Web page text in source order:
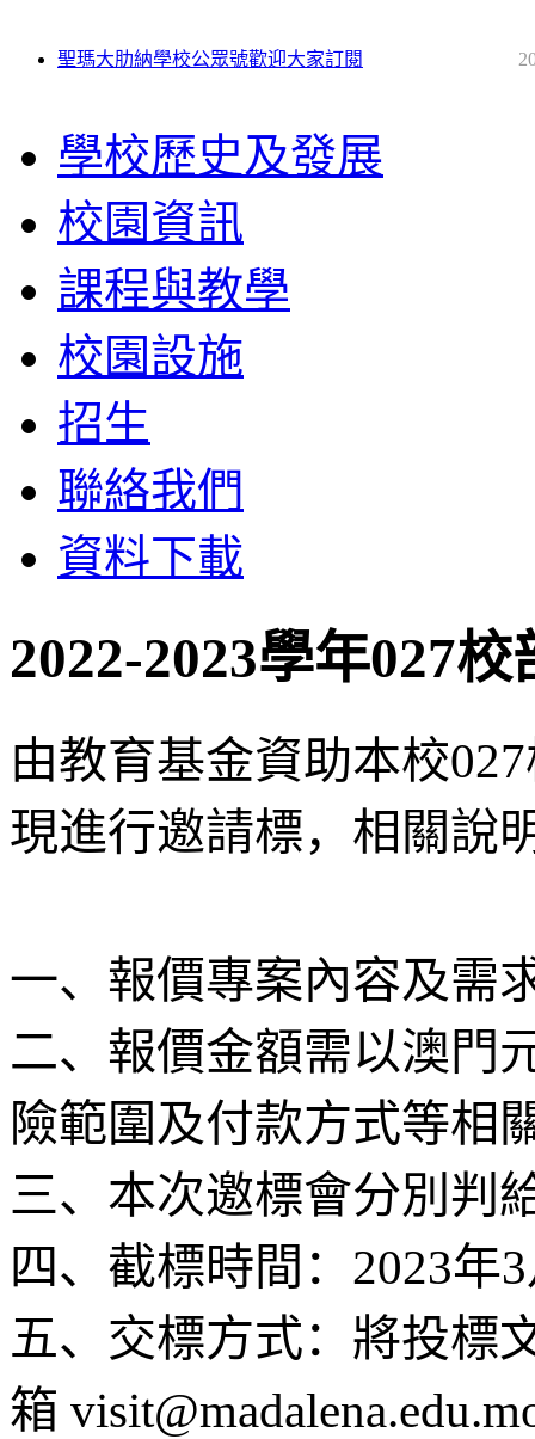
聖瑪大肋納學校公眾號歡迎大家訂閱
學校歷史及發展
校園資訊
課程與教學
校園設施
招生
聯絡我們
資料下載
2022-2023學年027
由教育基金資助本校
現進行邀請標，相關說
一、報價專案內容及需
二、報價金額需以澳門
險範圍及付款方式等相
三、本次邀標會分別判
四、截標時間：2023年
五、交標方式：將投標
箱